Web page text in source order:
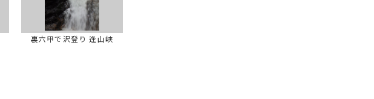
裏六甲で沢登り 逢山峡